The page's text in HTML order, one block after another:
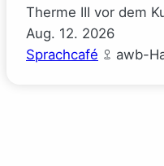
Therme III vor dem
Aug. 12. 2026
Sprachcafé
awb-